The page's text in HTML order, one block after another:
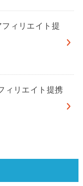
ィリエイト提
ィリエイト提携